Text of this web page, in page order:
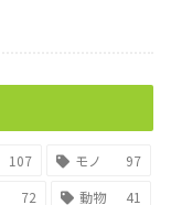
107 モノ
97
72 動物
41